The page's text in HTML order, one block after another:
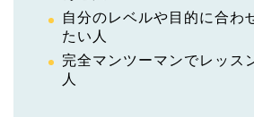
自分のレベルや目的に合わ
たい人
完全マンツーマンでレッス
人